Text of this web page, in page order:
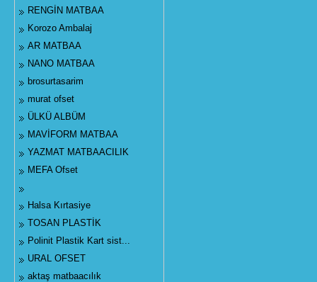
RENGİN MATBAA
Korozo Ambalaj
AR MATBAA
NANO MATBAA
brosurtasarim
murat ofset
ÜLKÜ ALBÜM
MAVİFORM MATBAA
YAZMAT MATBAACILIK
MEFA Ofset
Halsa Kırtasiye
TOSAN PLASTİK
Polinit Plastik Kart sist...
URAL OFSET
aktaş matbaacılık